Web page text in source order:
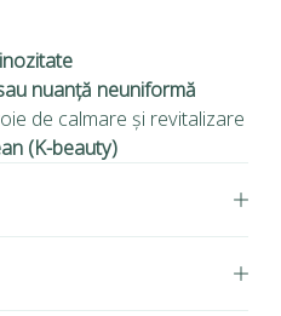
nuanță neuniformă
de calmare și revitalizare
(K-beauty)